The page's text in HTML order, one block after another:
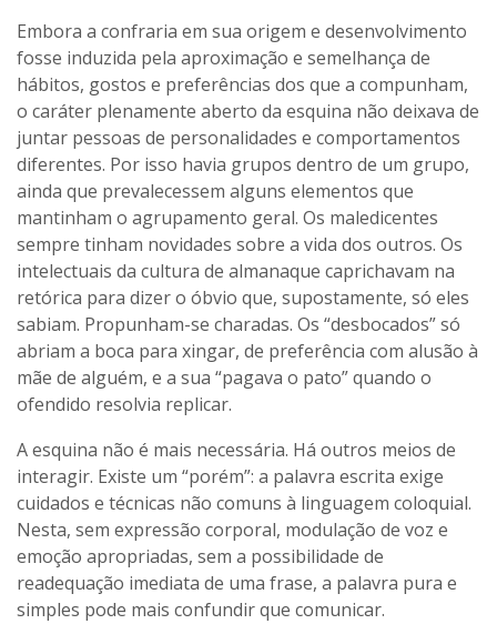
Embora a confraria em sua origem e desenvolvimento
fosse induzida pela aproximação e semelhança de
hábitos, gostos e preferências dos que a compunham,
o caráter plenamente aberto da esquina não deixava de
juntar pessoas de personalidades e comportamentos
diferentes. Por isso havia grupos dentro de um grupo,
ainda que prevalecessem alguns elementos que
mantinham o agrupamento geral. Os maledicentes
sempre tinham novidades sobre a vida dos outros. Os
intelectuais da cultura de almanaque caprichavam na
retórica para dizer o óbvio que, supostamente, só eles
sabiam. Propunham-se charadas. Os “desbocados” só
abriam a boca para xingar, de preferência com alusão à
mãe de alguém, e a sua “pagava o pato” quando o
ofendido resolvia replicar.
A esquina não é mais necessária. Há outros meios de
interagir. Existe um “porém”: a palavra escrita exige
cuidados e técnicas não comuns à linguagem coloquial.
Nesta, sem expressão corporal, modulação de voz e
emoção apropriadas, sem a possibilidade de
readequação imediata de uma frase, a palavra pura e
simples pode mais confundir que comunicar.